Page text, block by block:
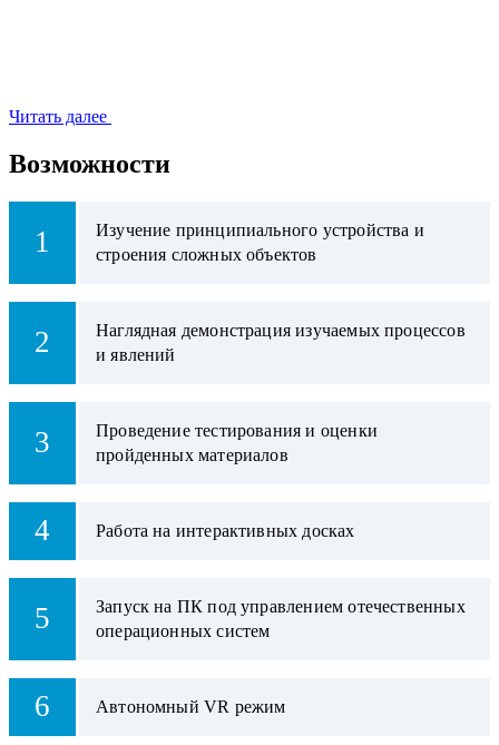
Читать далее
Возможности
1
Изучение принципиального устройства и
строения сложных объектов
2
Наглядная демонстрация изучаемых процессов
и явлений
3
Проведение тестирования и оценки
пройденных материалов
4 Работа на интерактивных досках
5
Запуск на ПК под управлением отечественных
операционных систем
6 Автономный VR режим